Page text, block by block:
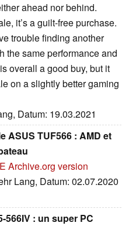
ahead nor behind.
it’s a guilt-free purchase.
trouble finding another
the same performance and
overall a good buy, but it
on a slightly better gaming
Datum: 19.03.2021
ASUS TUF566 : AMD et
Archive.org version
Lang, Datum: 02.07.2020
566IV : un super PC